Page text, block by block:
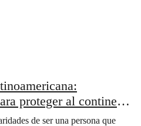
proteger al continente
de ser una persona que